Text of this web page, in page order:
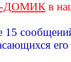
ДОМИКв
15